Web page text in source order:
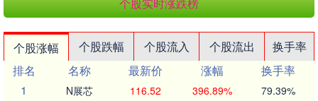
个股涨幅 个股跌幅 个股流入 个股流出
换手率
排名
名称 最新价 涨幅
换手率
1
N展芯 116.52 396.89% 79.39%